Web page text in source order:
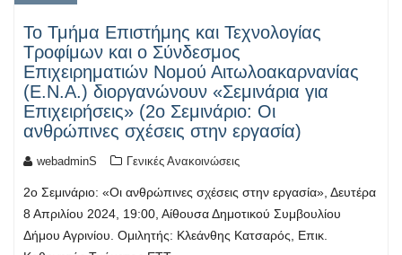
Το Τμήμα Επιστήμης και Τεχνολογίας
Τροφίμων και ο Σύνδεσμος
Επιχειρηματιών Νομού Αιτωλοακαρνανίας
(Ε.Ν.Α.) διοργανώνουν «Σεμινάρια για
Επιχειρήσεις» (2ο Σεμινάριο: Οι
ανθρώπινες σχέσεις στην εργασία)
webadminS Γενικές Ανακοινώσεις
2ο Σεμινάριο: «Οι ανθρώπινες σχέσεις στην εργασία», Δευτέρα
8 Απριλίου 2024, 19:00, Αίθουσα Δημοτικού Συμβουλίου
Δήμου Αγρινίου. Ομιλητής: Κλεάνθης Κατσαρός, Επικ.